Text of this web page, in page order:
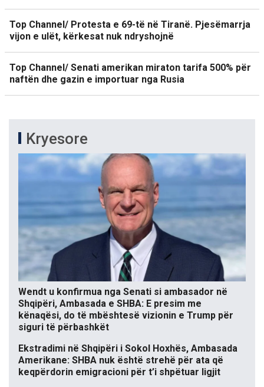
Top Channel/ Protesta e 69-të në Tiranë. Pjesëmarrja
vijon e ulët, kërkesat nuk ndryshojnë
Top Channel/ Senati amerikan miraton tarifa 500% për
naftën dhe gazin e importuar nga Rusia
Kryesore
Wendt u konfirmua nga Senati si ambasador në
Shqipëri, Ambasada e SHBA: E presim me
kënaqësi, do të mbështesë vizionin e Trump për
siguri të përbashkët
Ekstradimi në Shqipëri i Sokol Hoxhës, Ambasada
Amerikane: SHBA nuk është strehë për ata që
keqpërdorin emigracioni për t’i shpëtuar ligjit